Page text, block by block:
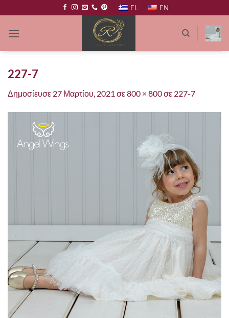
στο
περιεχόμενο
EL EN
227-7
Δημοσίευσε 27 Μαρτίου, 2021 σε800 × 800σε 227-7